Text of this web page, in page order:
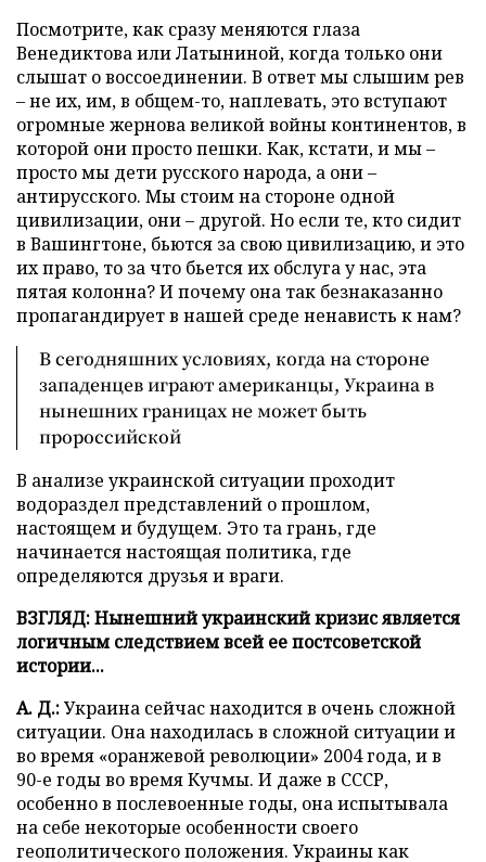
Посмотрите, как сразу меняются глаза
Венедиктова или Латыниной, когда только они
слышат о воссоединении. В ответ мы слышим рев
– не их, им, в общем-то, наплевать, это вступают
огромные жернова великой войны континентов, в
которой они просто пешки. Как, кстати, и мы –
просто мы дети русского народа, а они –
антирусского. Мы стоим на стороне одной
цивилизации, они – другой. Но если те, кто сидит
в Вашингтоне, бьются за свою цивилизацию, и это
их право, то за что бьется их обслуга у нас, эта
пятая колонна? И почему она так безнаказанно
пропагандирует в нашей среде ненависть к нам?
В сегодняшних условиях, когда на стороне
западенцев играют американцы, Украина в
нынешних границах не может быть
пророссийской
В анализе украинской ситуации проходит
водораздел представлений о прошлом,
настоящем и будущем. Это та грань, где
начинается настоящая политика, где
определяются друзья и враги.
ВЗГЛЯД: Нынешний украинский кризис является
логичным следствием всей ее постсоветской
истории...
А. Д.:Украина сейчас находится в очень сложной
ситуации. Она находилась в сложной ситуации и
во время «оранжевой революции» 2004 года, и в
90-е годы во время Кучмы. И даже в СССР,
особенно в послевоенные годы, она испытывала
на себе некоторые особенности своего
геополитического положения. Украины как